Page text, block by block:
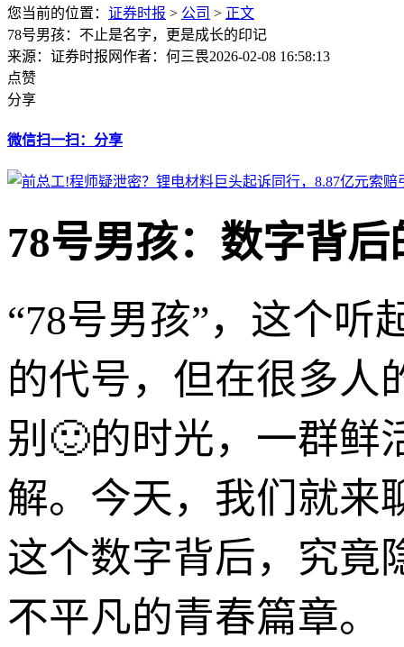
您当前的位置： 证券时报 > 公司 > 正文
78号男孩：不止是名字，更是成长的印记
来源：证券时报网作者：何三畏2026-02-08 16:58:13
点赞
分享
微信扫一扫：分享
78号男孩：数字背
“78号男孩”，这个听
的代号，但在很多人
别🙂的时光，一群鲜
解。今天，我们就来
这个数字背后，究竟
不平凡的青春篇章。